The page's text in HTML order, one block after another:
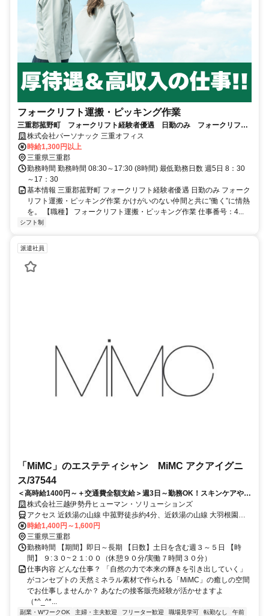
フォークリフト運搬・ピッキング作業
三重郡菰野町 フォークリフト経験者優遇 日勤のみ フォークリフト
運搬・ピッキング作業
株式会社パーソナック 三重オフィス
時給1,300円以上
三重県三重郡
勤務時間 勤務時間 08:30～17:30 (8時間) 最低勤務日数 週5日 8：30
～17：30
基本情報 三重郡菰野町 フォークリフト経験者優遇 日勤のみ フォーク
リフト運搬・ピッキング作業 かけがいのない仲間と共に”働く”に情熱
を。 【職種】 フォークリフト運搬・ピッキング作業 仕事番号：4...
シフト制
派遣社員
「MiMC」のエステティシャン MiMC アクアイグニ
ス/37544
＜高時給1400円～＋交通費全額支給＞週3日～勤務OK！スキンケアやメ
イクの知識を身につけながら働ける♪
株式会社三越伊勢丹ヒューマン・ソリューションズ
アクセス 近鉄湯の山線 中菰野徒歩約4分、近鉄湯の山線 大羽根園徒
歩約14分、近鉄湯の山線 菰野徒歩約17分 近鉄湯の山線「湯の山温泉
駅」から徒歩 8分／車通勤応相談
時給1,400円～1,600円
三重県三重郡
勤務時間 【期間】即日～長期 【日数】土日を含む週３～５日 【時
間】 ９:３０~２１:００（休憩９０分/実働７時間３０分）
仕事内容 どんな仕事？ 「自然の力で本来の輝きを引き出していく」
がコンセプトの 天然ミネラル素材で作られる「MiMC」の癒しの空間
でお仕事しませんか？ あなたの接客販売経験が活かせますよ
（*^_^*...
副業・WワークOK 主婦・主夫歓迎 フリーター歓迎 職場見学可 転勤なし
午前